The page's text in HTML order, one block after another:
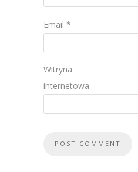
Email *
Witryna
internetowa